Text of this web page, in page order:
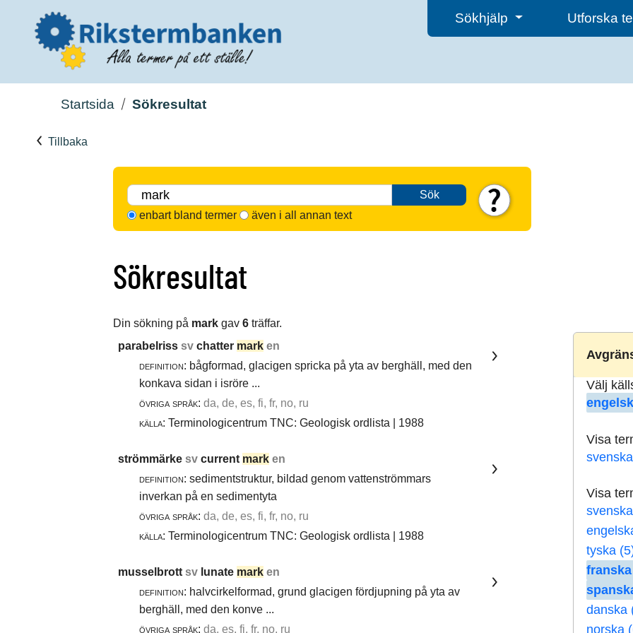
Sökhjälp Utforska
Startsida Sökresultat
Tillbaka
Sök
enbart bland termer
även i all annan text
Sökresultat
Din sökning på mark gav 6 träffar.
Välj
Visa
Visa
tyska
franska
danska
norska
parabelriss sv chatter mark en
definition: bågformad, glacigen spricka på yta av berghäll, med den
konkava sidan i isröre ...
övriga språk: da, de, es, fi, fr, no, ru
källa: Terminologicentrum TNC: Geologisk ordlista | 1988
strömmärke sv current mark en
definition: sedimentstruktur, bildad genom vattenströmmars
inverkan på en sedimentyta
övriga språk: da, de, es, fi, fr, no, ru
källa: Terminologicentrum TNC: Geologisk ordlista | 1988
musselbrott sv lunate mark en
definition: halvcirkelformad, grund glacigen fördjupning på yta av
berghäll, med den konve ...
övriga språk: da, es, fi, fr, no, ru